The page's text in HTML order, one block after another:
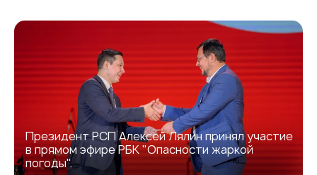
Президент РСП Алексей Лялин принял участие
в прямом эфире РБК "Опасности жаркой
погоды".